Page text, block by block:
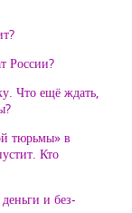
России?
Что ещё ждать,
тюрьмы» в
Кто
и без-